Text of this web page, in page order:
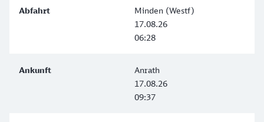
Minden (Westf)
17.08.26
06:28
Anrath
17.08.26
09:37